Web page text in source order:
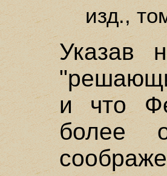
изд.,
Указав
и что
более